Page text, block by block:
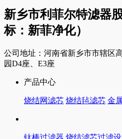
新乡市利菲尔特滤器
标：新菲净化）
公司地址：河南省新乡市市辖区
园D4座、E3座
产品中心
烧结网滤芯 烧结毡滤芯 金